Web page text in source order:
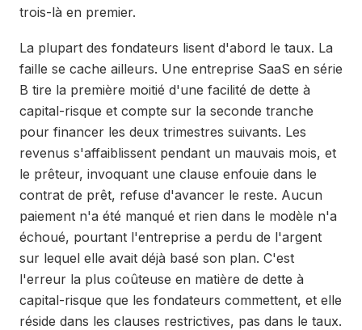
trois-là en premier.
La plupart des fondateurs lisent d'abord le taux. La
faille se cache ailleurs. Une entreprise SaaS en série
B tire la première moitié d'une facilité de dette à
capital-risque et compte sur la seconde tranche
pour financer les deux trimestres suivants. Les
revenus s'affaiblissent pendant un mauvais mois, et
le prêteur, invoquant une clause enfouie dans le
contrat de prêt, refuse d'avancer le reste. Aucun
paiement n'a été manqué et rien dans le modèle n'a
échoué, pourtant l'entreprise a perdu de l'argent
sur lequel elle avait déjà basé son plan. C'est
l'erreur la plus coûteuse en matière de dette à
capital-risque que les fondateurs commettent, et elle
réside dans les clauses restrictives, pas dans le taux.